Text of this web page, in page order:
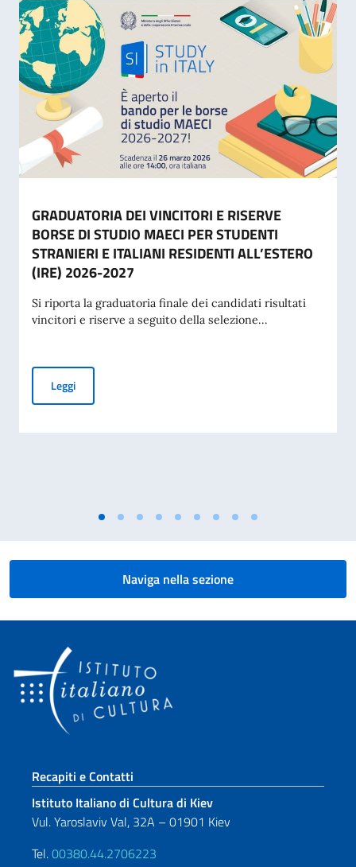
GRADUATORIA DEI VINCITORI E RISERVE
BORSE DI STUDIO MAECI PER STUDENTI
STRANIERI E ITALIANI RESIDENTI ALL’ESTERO
(IRE) 2026-2027
Si riporta la graduatoria finale dei candidati risultati
vincitori e riserve a seguito della selezione...
LeggiGRADUATORIA DEI VINCITORI E RISERVE BORSE DI
Naviga nella sezione
Sezione footer
Recapiti e Contatti
Istituto Italiano di Cultura di Kiev
Vul. Yaroslaviv Val, 32A – 01901 Kiev
Tel.00380.44.2706223